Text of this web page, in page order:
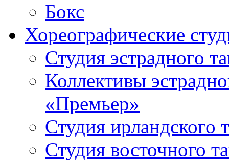
Бокс
Хореографические
Студия эстрадного
Коллективы
«Премьер»
Студия ирландского
Студия восточного